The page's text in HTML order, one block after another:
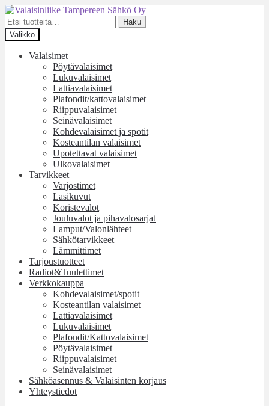
Siirry
navigointiin
Siirry
sisältöön
Etsi:
Haku
Valikko
Valaisimet
Pöytävalaisimet
Lukuvalaisimet
Lattiavalaisimet
Plafondit/kattovalaisimet
Riippuvalaisimet
Seinävalaisimet
Kohdevalaisimet ja spotit
Kosteantilan valaisimet
Upotettavat valaisimet
Ulkovalaisimet
Tarvikkeet
Varjostimet
Lasikuvut
Koristevalot
Jouluvalot ja pihavalosarjat
Lamput/Valonlähteet
Sähkötarvikkeet
Lämmittimet
Tarjoustuotteet
Radiot&Tuulettimet
Verkkokauppa
Kohdevalaisimet/spotit
Kosteantilan valaisimet
Lattiavalaisimet
Lukuvalaisimet
Plafondit/Kattovalaisimet
Pöytävalaisimet
Riippuvalaisimet
Seinävalaisimet
Sähköasennus & Valaisinten korjaus
Yhteystiedot